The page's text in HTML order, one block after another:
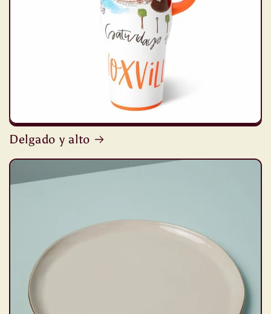
Delgado y alto